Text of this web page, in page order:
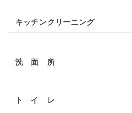
キッチンクリーニング
洗 面 所
ト イ レ